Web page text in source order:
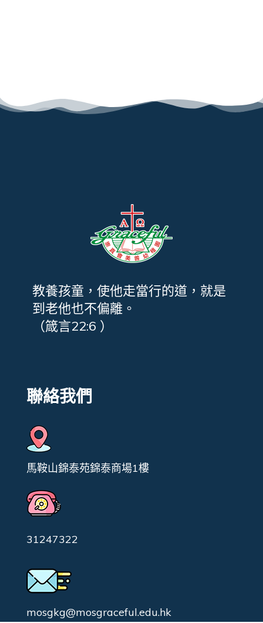
教養孩童，使他走當行的道，就是
到老他也不偏離。
（箴言22:6 ）
聯絡我們
馬鞍山錦泰苑錦泰商場1樓
31247322
mosgkg@mosgraceful.edu.hk